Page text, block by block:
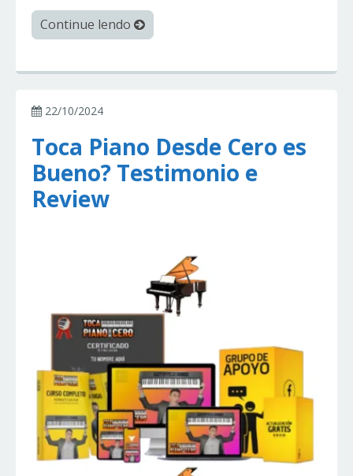
Continue lendo
22/10/2024
Toca Piano Desde Cero es
Bueno? Testimonio e
Review